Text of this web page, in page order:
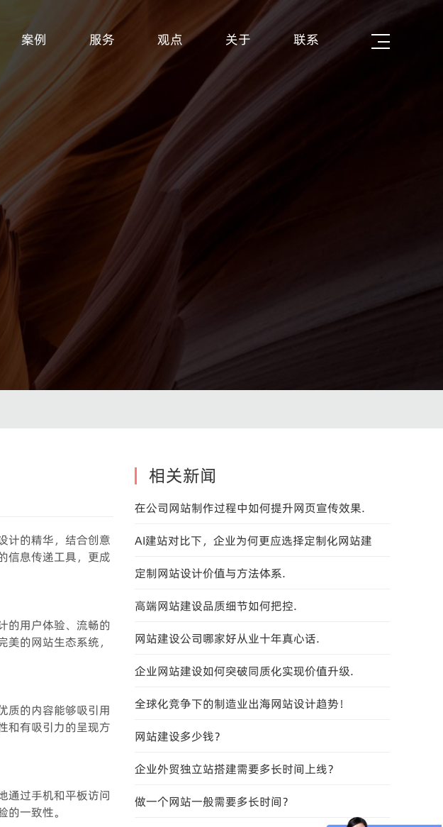
案例 服务 观点 关于 联系
计的精华，结合创意
信息传递工具，更成
的用户体验、流畅的
的网站生态系统，
质的内容能够吸引用
和有吸引力的呈现方
通过手机和平板访问
一致性。
相关新闻
在公司网站制作过程中如何提升网页宣传效果.
AI建站对比下，企业为何更应选择定制化网站建
设？
定制网站设计价值与方法体系.
高端网站建设品质细节如何把控.
网站建设公司哪家好从业十年真心话.
企业网站建设如何突破同质化实现价值升级.
全球化竞争下的制造业出海网站设计趋势！
网站建设多少钱？
企业外贸独立站搭建需要多长时间上线？
做一个网站一般需要多长时间？